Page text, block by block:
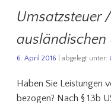
Umsatzsteuer
ausländischen
6. April 2016 | abgelegt unter:
Haben Sie Leistungen
bezogen? Nach § 13b